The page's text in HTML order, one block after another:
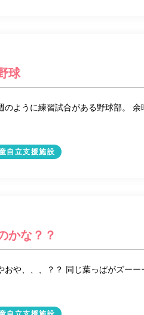
球
のように練習試合がある野球部。
自立支援施設
かな？？
おや、、、？？ 同じ葉っぱがズー